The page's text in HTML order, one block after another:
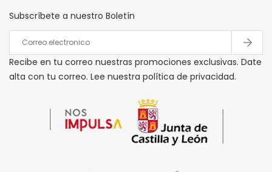
Subscríbete a nuestro Boletín
Recibe en tu correo nuestras promociones exclusivas. Date
alta con tu correo. Lee nuestra política de privacidad.